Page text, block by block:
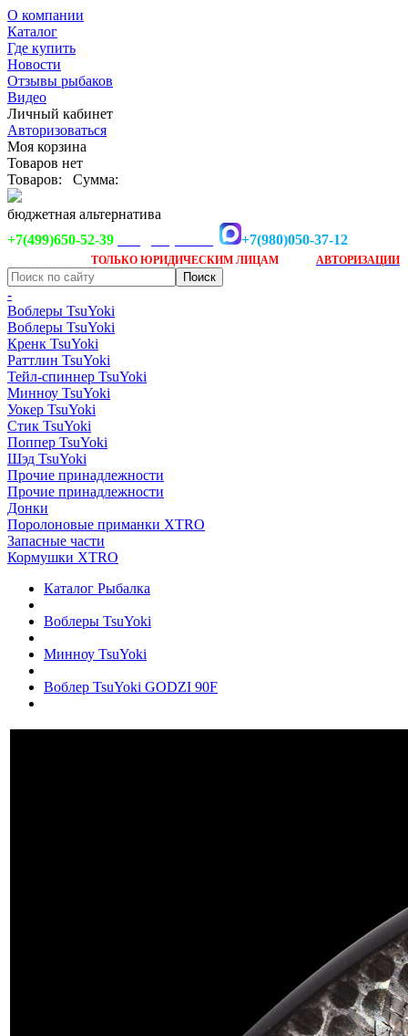
О компании
Каталог
Где купить
Новости
Отзывы рыбаков
Видео
Личный кабинет
Авторизоваться
Моя корзина
Товаров нет
Товаров:
Сумма:
бюджетная альтернатива
+7(499)650-52-39
+7(980)050-37-12
ТОЛЬКО ЮРИДИЧЕСКИМ ЛИЦАМ АВТОРИЗАЦИИ
-
Воблеры TsuYoki
Воблеры TsuYoki
Кренк TsuYoki
Раттлин TsuYoki
Тейл-спиннер TsuYoki
Минноу TsuYoki
Уокер TsuYoki
Стик TsuYoki
Поппер TsuYoki
Шэд TsuYoki
Прочие принадлежности
Прочие принадлежности
Донки
Поролоновые приманки XTRO
Запасные части
Кормушки XTRO
Каталог Рыбалка
Воблеры TsuYoki
Минноу TsuYoki
Воблер TsuYoki GODZI 90F